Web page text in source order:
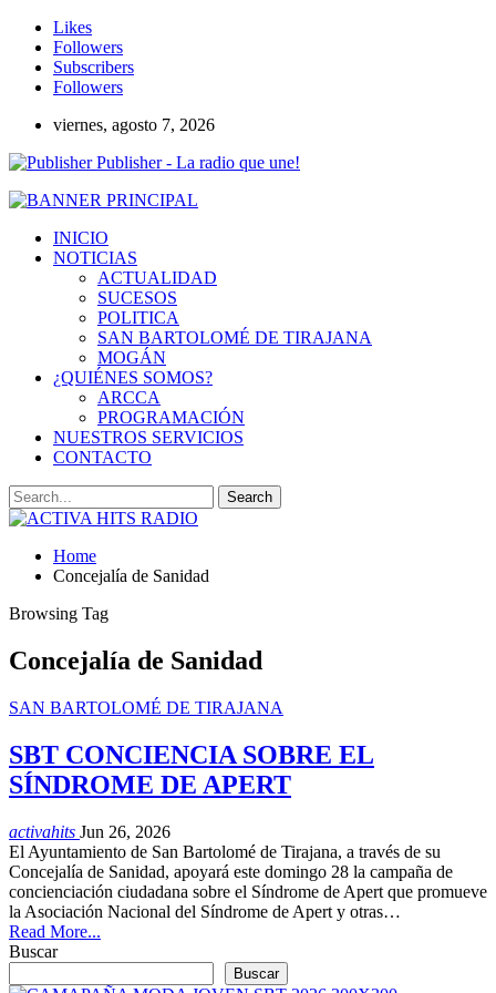
Likes
Followers
Subscribers
Followers
viernes, agosto 7, 2026
Publisher - La radio que une!
INICIO
NOTICIAS
ACTUALIDAD
SUCESOS
POLITICA
SAN BARTOLOMÉ DE TIRAJANA
MOGÁN
¿QUIÉNES SOMOS?
ARCCA
PROGRAMACIÓN
NUESTROS SERVICIOS
CONTACTO
Home
Concejalía de Sanidad
Browsing Tag
Concejalía de Sanidad
SAN BARTOLOMÉ DE TIRAJANA
SBT CONCIENCIA SOBRE EL
SÍNDROME DE APERT
activahits Jun 26, 2026
El Ayuntamiento de San Bartolomé de Tirajana, a través de su
Concejalía de Sanidad, apoyará este domingo 28 la campaña de
concienciación ciudadana sobre el Síndrome de Apert que promueve
la Asociación Nacional del Síndrome de Apert y otras…
Read More...
Buscar
Buscar